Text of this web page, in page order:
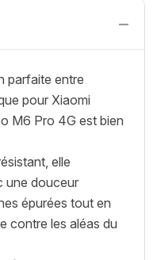
−
parfaite entre
pour Xiaomi
M6 Pro 4G est bien
elle
une douceur
épurées tout en
contre les aléas du